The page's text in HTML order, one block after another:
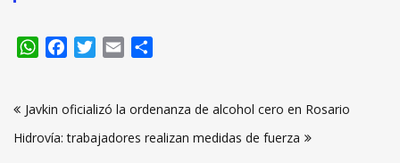
WhatsApp
FacebookTwitter
Email
de
entradas
Javkin oficializó la ordenanza de alcohol cero en Rosario
Hidrovía: trabajadores realizan medidas de fuerza